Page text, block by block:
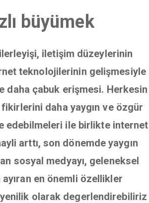
büyümek
iletişim düzeylerinin
teknolojilerinin gelişmesiyle
daha çabuk erişmesi. Herkesin
fikirlerini daha yaygın ve özgür
edebilmeleri ile birlikte internet
arttı, son dönemde yaygın
sosyal medyayı, geleneksel
en önemli özellikler
olarak degerlendirebiliriz